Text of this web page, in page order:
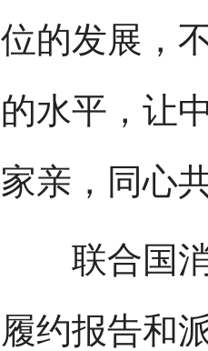
位的发展，
的水平，让
家亲，同心
联合国消
履约报告和